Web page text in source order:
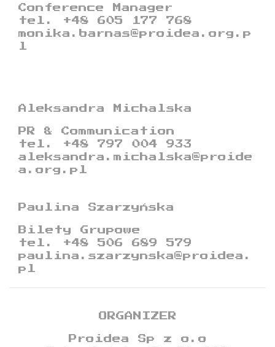
Conference Manager
tel. +48 605 177 768
monika.barnas@proidea.org.p
l
Aleksandra Michalska
PR & Communication
tel. +48 797 004 933
aleksandra.michalska@proide
a.org.pl
Paulina Szarzyńska
Bilety Grupowe
tel. +48 506 689 579
paulina.szarzynska@proidea.
pl
ORGANIZER
Proidea Sp z o.o